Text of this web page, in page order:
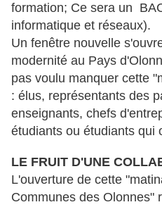
formation; Ce sera un
informatique et réseaux).
Un fenêtre nouvelle
modernité au Pays
pas voulu manquer cette
: élus, représentants des
enseignants, chefs
étudiants ou étudiants qui
LE FRUIT D'UNE
L'ouverture de cette
Communes des Olonnes"